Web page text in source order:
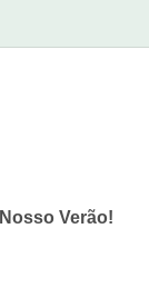
Verão!